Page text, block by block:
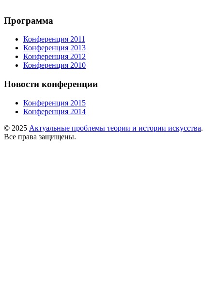
Программа
Конференция 2011
Конференция 2013
Конференция 2012
Конференция 2010
Новости конференции
Конференция 2015
Конференция 2014
© 2025 Актуальные проблемы теории и истории искусства.
Все права защищены.